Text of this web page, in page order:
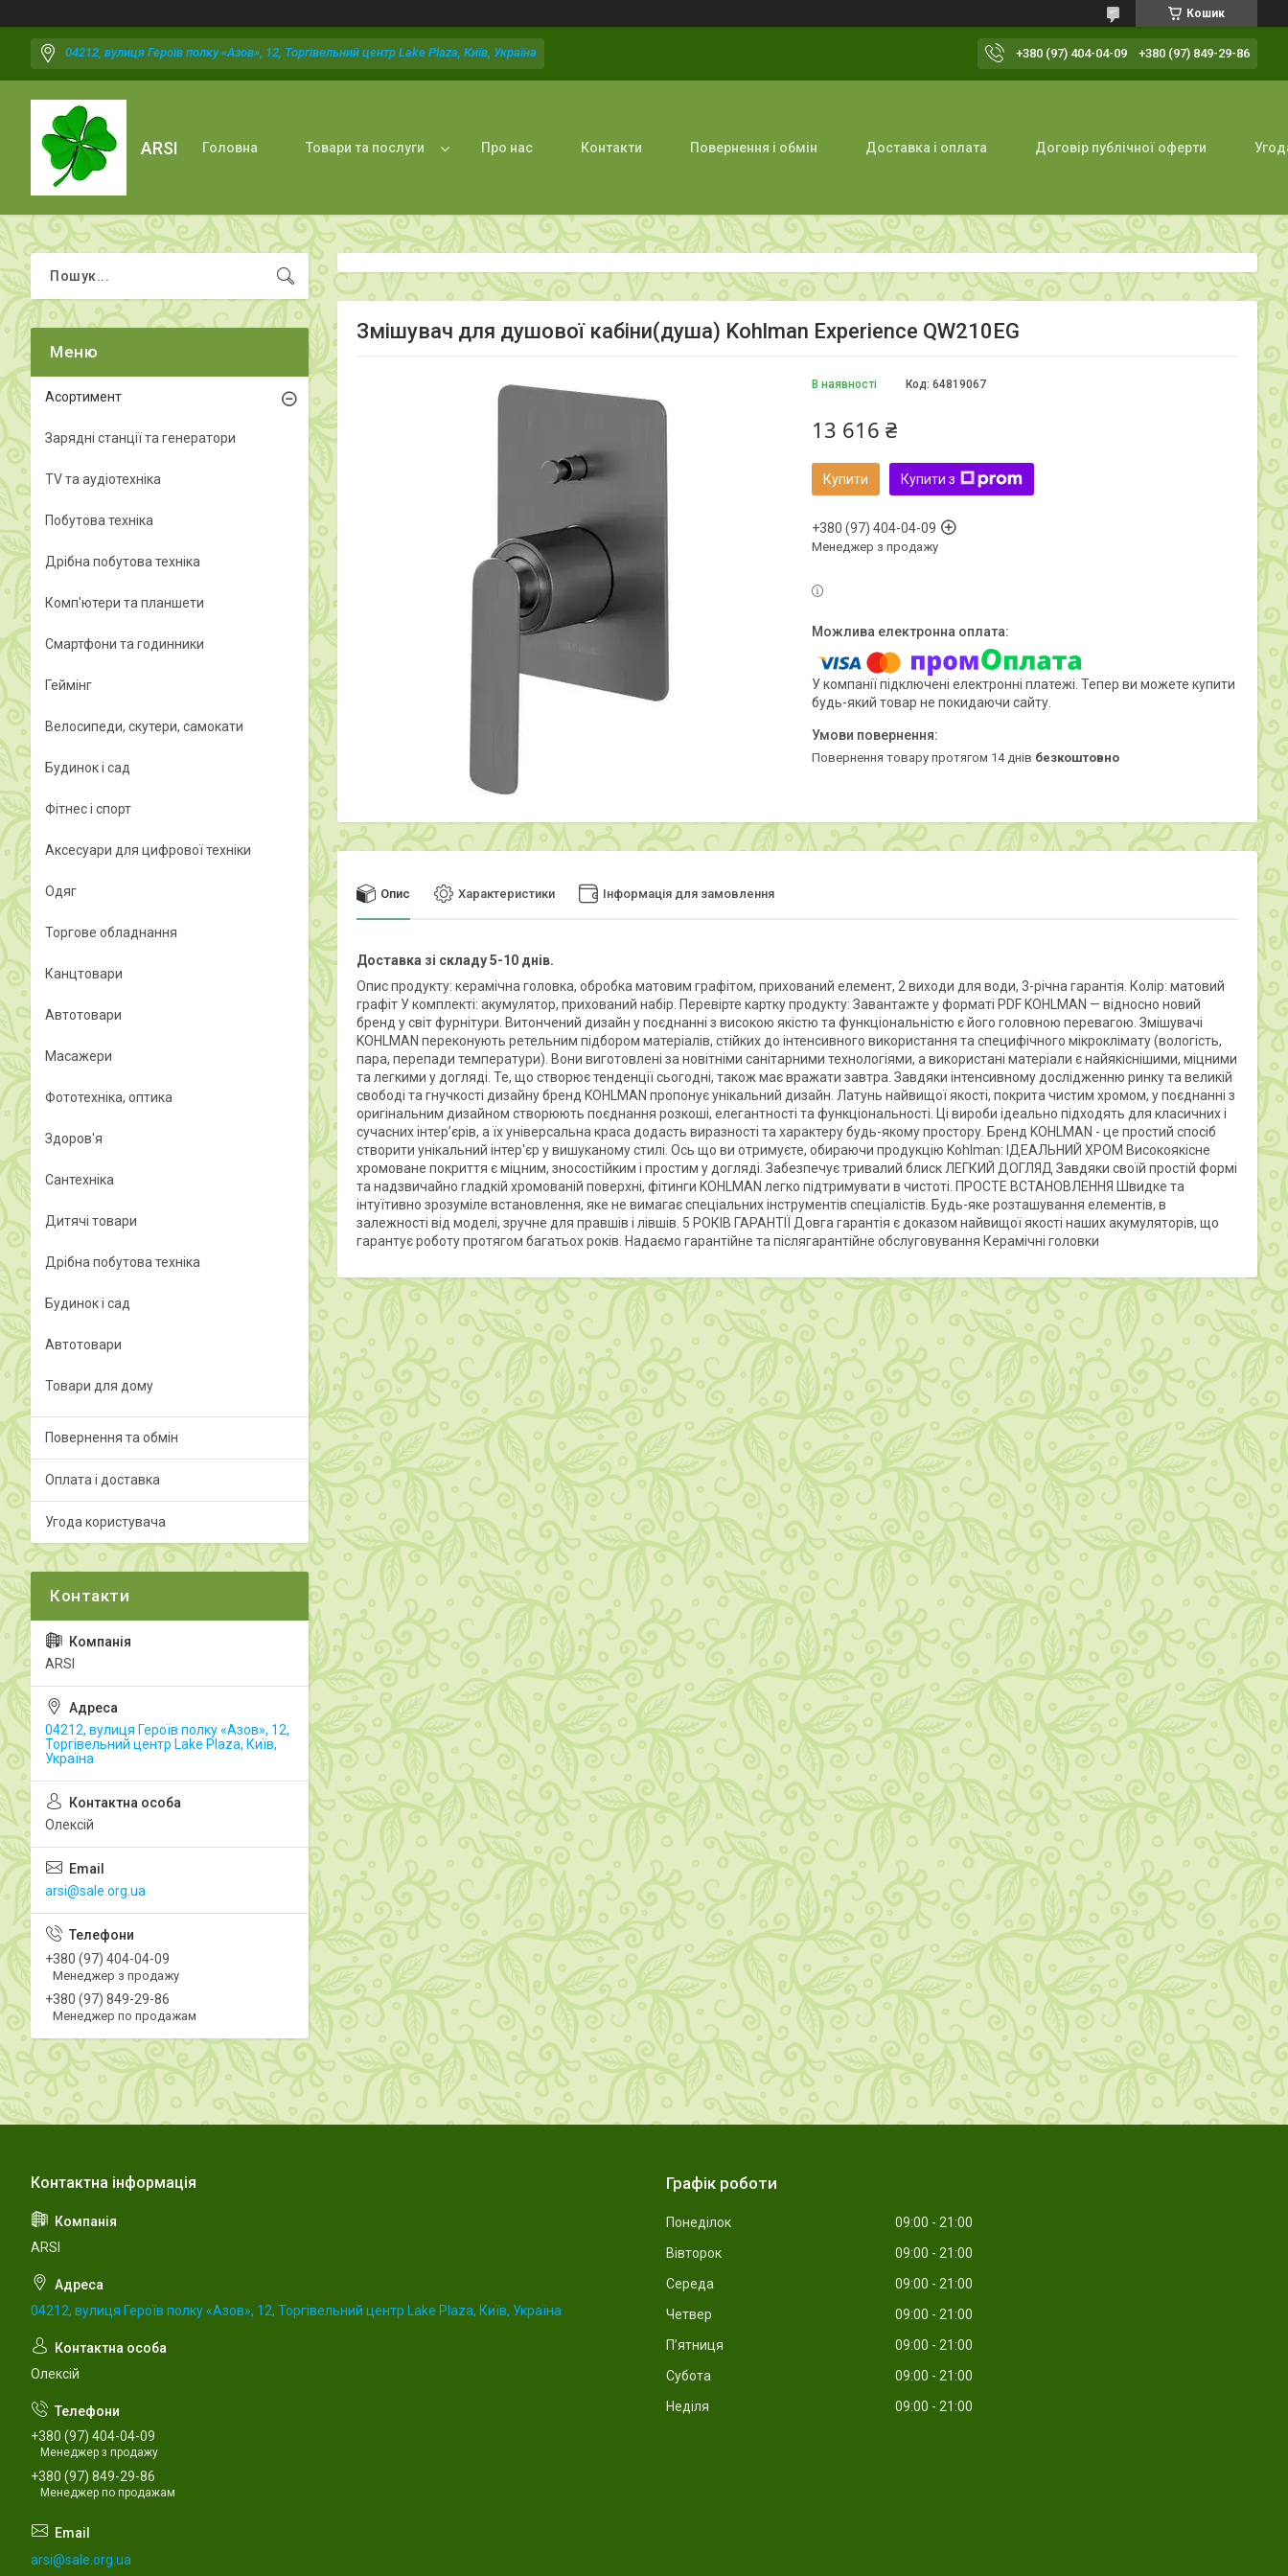
Кошик
04212, вулиця Героїв полку «Азов», 12, Торгівельний центр Lake Plaza, Київ, Україна +380 (97) 404-04-09 +380 (97) 849-29-86
ARSI Головна Товари та послуги Про нас Контакти Повернення і обмін Доставка і оплата Договір публічної оферти
Змішувач для душової кабіни(душа) Kohlman Experience QW210EG
В наявності Код: 64819067
13 616 ₴
Купити Купити з
+380 (97) 404-04-09
Менеджер з продажу
У компанії підключені електронні платежі. Тепер ви можете купити
будь-який товар не покидаючи сайту.
повернення товару протягом 14 днів безкоштовно
Опис Характеристики Інформація для замовлення
Доставка зі складу 5-10 днів.
Опис продукту: керамічна головка, обробка матовим графітом, прихований елемент, 2 виходи для води, 3-річна гарантія. Колір: матовий
графіт У комплекті: акумулятор, прихований набір. Перевірте картку продукту: Завантажте у форматі PDF KOHLMAN — відносно новий
бренд у світ фурнітури. Витончений дизайн у поєднанні з високою якістю та функціональністю є його головною перевагою. Змішувачі
KOHLMAN переконують ретельним підбором матеріалів, стійких до інтенсивного використання та специфічного мікроклімату (вологість,
пара, перепади температури). Вони виготовлені за новітніми санітарними технологіями, а використані матеріали є найякіснішими, міцними
та легкими у догляді. Те, що створює тенденції сьогодні, також має вражати завтра. Завдяки інтенсивному дослідженню ринку та великій
свободі та гнучкості дизайну бренд KOHLMAN пропонує унікальний дизайн. Латунь найвищої якості, покрита чистим хромом, у поєднанні з
оригінальним дизайном створюють поєднання розкоші, елегантності та функціональності. Ці вироби ідеально підходять для класичних і
сучасних інтер’єрів, а їх універсальна краса додасть виразності та характеру будь-якому простору. Бренд KOHLMAN - це простий спосіб
створити унікальний інтер'єр у вишуканому стилі. Ось що ви отримуєте, обираючи продукцію Kohlman: ІДЕАЛЬНИЙ ХРОМ Високоякісне
хромоване покриття є міцним, зносостійким і простим у догляді. Забезпечує тривалий блиск ЛЕГКИЙ ДОГЛЯД Завдяки своїй простій формі
та надзвичайно гладкій хромованій поверхні, фітинги KOHLMAN легко підтримувати в чистоті. ПРОСТЕ ВСТАНОВЛЕННЯ Швидке та
інтуїтивно зрозуміле встановлення, яке не вимагає спеціальних інструментів спеціалістів. Будь-яке розташування елементів, в
залежності від моделі, зручне для правшів і лівшів. 5 РОКІВ ГАРАНТІЇ Довга гарантія є доказом найвищої якості наших акумуляторів, що
гарантує роботу протягом багатьох років. Надаємо гарантійне та післягарантійне обслуговування Керамічні головки
Асортимент
Зарядні станції та генератори
TV та аудіотехніка
Побутова техніка
Дрібна побутова техніка
Комп'ютери та планшети
Смартфони та годинники
Геймінг
Велосипеди, скутери, самокати
Будинок і сад
Фітнес і спорт
Аксесуари для цифрової техніки
Одяг
Торгове обладнання
Канцтовари
Автотовари
Масажери
Фототехніка, оптика
Здоров'я
Сантехніка
Дитячі товари
Дрібна побутова техніка
Будинок і сад
Автотовари
Товари для дому
Повернення та обмін
Оплата і доставка
Угода користувача
ARSI
04212, вулиця Героїв полку «Азов», 12,
Торгівельний центр Lake Plaza, Київ,
Україна
Олексій
arsi@sale.org.ua
+380 (97) 404-04-09
Менеджер з продажу
+380 (97) 849-29-86
Менеджер по продажам
ARSI
04212, вулиця Героїв полку «Азов», 12, Торгівельний центр Lake Plaza, Київ, Україна
Олексій
+380 (97) 404-04-09
Менеджер з продажу
+380 (97) 849-29-86
Менеджер по продажам
arsi@sale.org.ua
Графік роботи
Понеділок 09:00
21:00
Вівторок
09:00
21:00
Середа
09:00
21:00
Четвер
09:00
21:00
Пʼятниця
09:00
21:00
Субота
09:00
21:00
Неділя
09:00 21:00